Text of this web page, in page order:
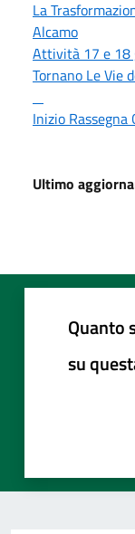
La
Alcamo
Attività 17 e 18
Tornano Le Vie
Inizio Rassegna
Ultimo
Quanto
su